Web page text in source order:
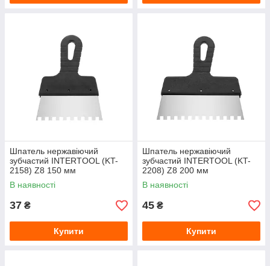
Шпатель нержавіючий
зубчастий INTERTOOL (KT-
2158) Z8 150 мм
В наявності
37 ₴
Купити
Шпатель нержавіючий
зубчастий INTERTOOL (KT-
2208) Z8 200 мм
В наявності
45 ₴
Купити